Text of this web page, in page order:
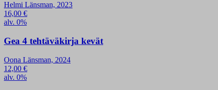
Helmi Länsman, 2023
16,00 €
alv. 0%
Gea 4 tehtäväkirja kevät
Oona Länsman, 2024
12,00 €
alv. 0%